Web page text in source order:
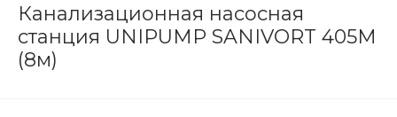
Канализационная насосная
станция UNIPUMP SANIVORT 405М
(8м)